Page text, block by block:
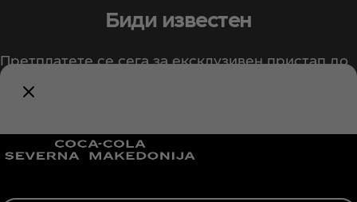
Биди известен
Претплатете се сега за ексклузивен пристап до
сите работи на Coca‑Cola!